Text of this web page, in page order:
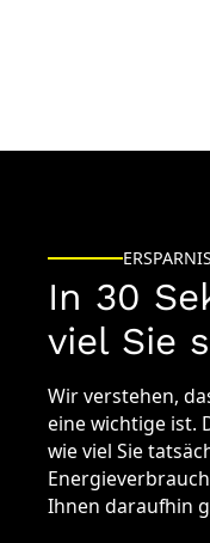
In 30
viel Sie
Wir verstehen,
eine wichtige ist.
wie viel Sie
Ihnen daraufhin